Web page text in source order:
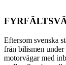
Eftersom svenska
från bilismen under
motorvägar med